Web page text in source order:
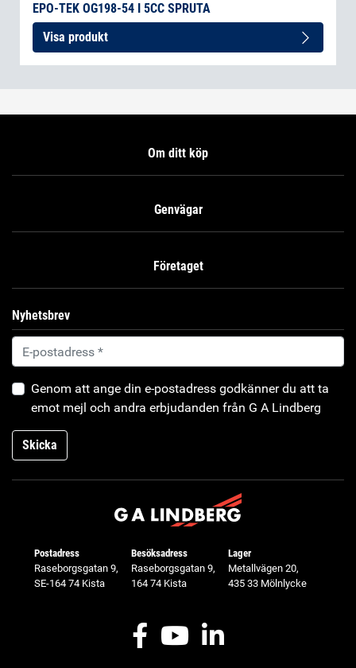
EPO-TEK OG198-54 I 5CC SPRUTA
Visa produkt
Om ditt köp
Genvägar
Företaget
Nyhetsbrev
Genom att ange din e-postadress godkänner du att ta
emot mejl och andra erbjudanden från G A Lindberg
Skicka
Postadress
Raseborgsgatan 9,
SE-164 74 Kista
Besöksadress
Raseborgsgatan 9,
164 74 Kista
Lager
Metallvägen 20,
435 33 Mölnlycke
FacebookYoutubeLinkedIn